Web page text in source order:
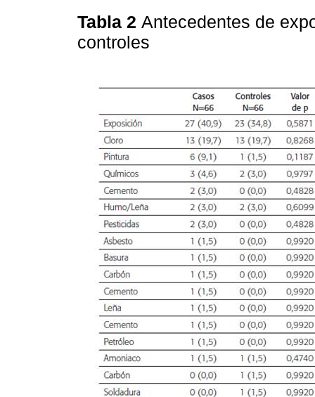
Tabla 2 Antecedentes de
controles